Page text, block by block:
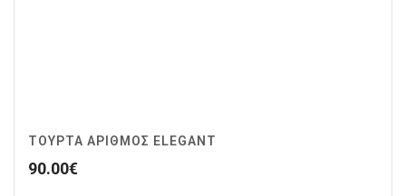
ΤΟΥΡΤΑ ΑΡΙΘΜΟΣ ELEGANT
90.00€